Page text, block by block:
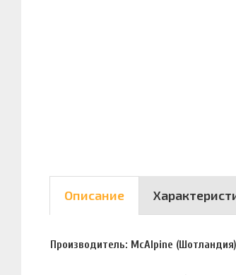
Описание
Производитель: McAlpine